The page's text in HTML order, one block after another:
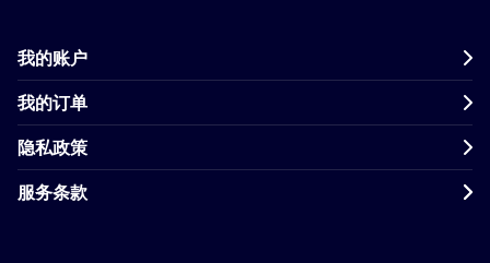
我的账户
我的订单
隐私政策
服务条款